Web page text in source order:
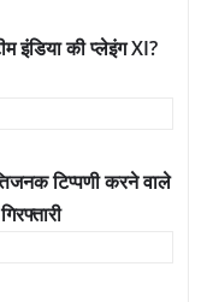
इंडिया की प्लेइंग XI?
टिप्पणी करने वाले